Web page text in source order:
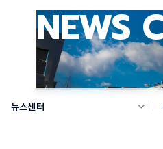
NEWS
뉴스센터